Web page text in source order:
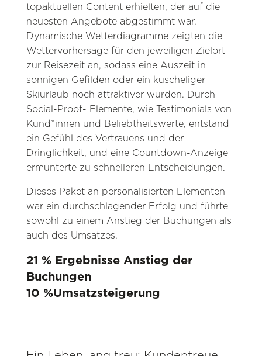
topaktuellen Content erhielten, der auf die
neuesten Angebote abgestimmt war.
Dynamische Wetterdiagramme zeigten die
Wettervorhersage für den jeweiligen Zielort
zur Reisezeit an, sodass eine Auszeit in
sonnigen Gefilden oder ein kuscheliger
Skiurlaub noch attraktiver wurden. Durch
Social-Proof- Elemente, wie Testimonials von
Kund*innen und Beliebtheitswerte, entstand
ein Gefühl des Vertrauens und der
Dringlichkeit, und eine Countdown-Anzeige
ermunterte zu schnelleren Entscheidungen.
Dieses Paket an personalisierten Elementen
war ein durchschlagender Erfolg und führte
sowohl zu einem Anstieg der Buchungen als
auch des Umsatzes.
21 % Ergebnisse Anstieg der
Buchungen
10 %Umsatzsteigerung